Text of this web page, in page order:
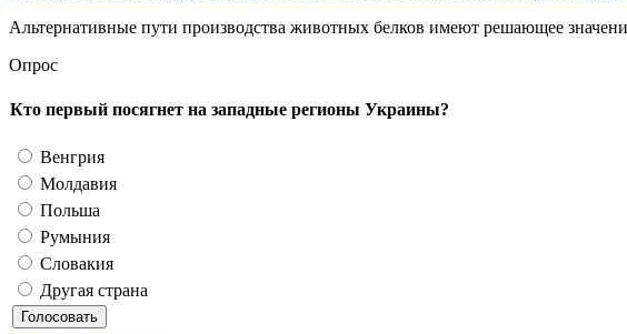
Альтернативные пути производства животных белков имеют решающее
Опрос
Кто первый посягнет на западные регионы Украины?
Венгрия
Молдавия
Польша
Румыния
Словакия
Другая страна